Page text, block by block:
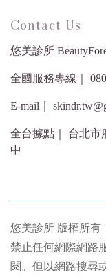
Contact Us
悠美診所
全國服務專線｜
E-mail｜
全台據點｜ 台北市
中
悠美診所 版權所有
禁止任何網際網路
閱。但以網路搜尋